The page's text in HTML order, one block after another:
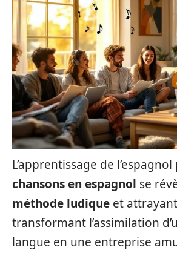
L’apprentissage de
chansons en espagnol se
méthode ludique et
transformant l’assimilation
langue en une entreprise